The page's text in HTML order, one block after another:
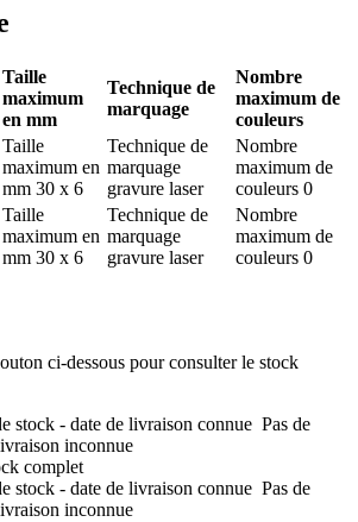
Taille
maximum
en mm
Technique de
marquage
Nombre
maximum de
couleurs
Taille
maximum en
mm 30 x 6
Technique de
marquage
gravure laser
Nombre
maximum de
couleurs 0
Taille
maximum en
mm 30 x 6
Technique de
marquage
gravure laser
Nombre
maximum de
couleurs 0
ci-dessous pour consulter le stock
stock - date de livraison connue Pas de
inconnue
complet
stock - date de livraison connue Pas de
inconnue